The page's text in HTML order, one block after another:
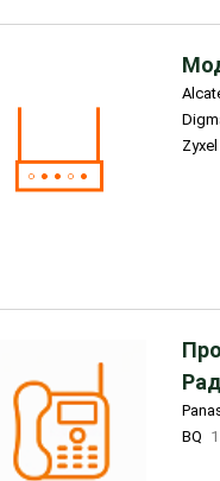
Zyxel
BQ 1